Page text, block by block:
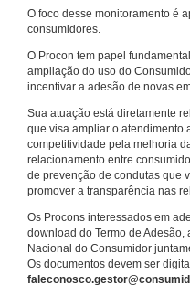
O foco desse monitoramento é
consumidores.
O Procon tem papel
ampliação do uso do
incentivar a adesão de novas
Sua atuação está diretamente
que visa ampliar o atendimento
competitividade pela melhoria
relacionamento entre
de prevenção de condutas que
promover a transparência nas
Os Procons interessados em
download do Termo de
Nacional do Consumidor
Os documentos devem ser